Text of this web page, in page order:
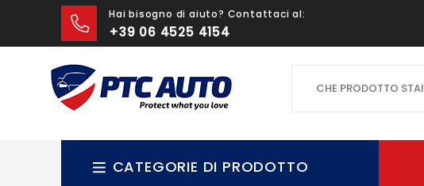
Hai bisogno di aiuto? Contattaci al:
+39 06 4525 4154
CATEGORIE DI PRODOTTO